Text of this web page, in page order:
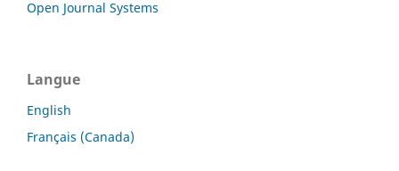
Open Journal Systems
Langue
English
Français (Canada)